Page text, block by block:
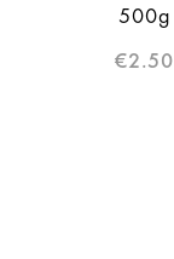
500g
€2.50